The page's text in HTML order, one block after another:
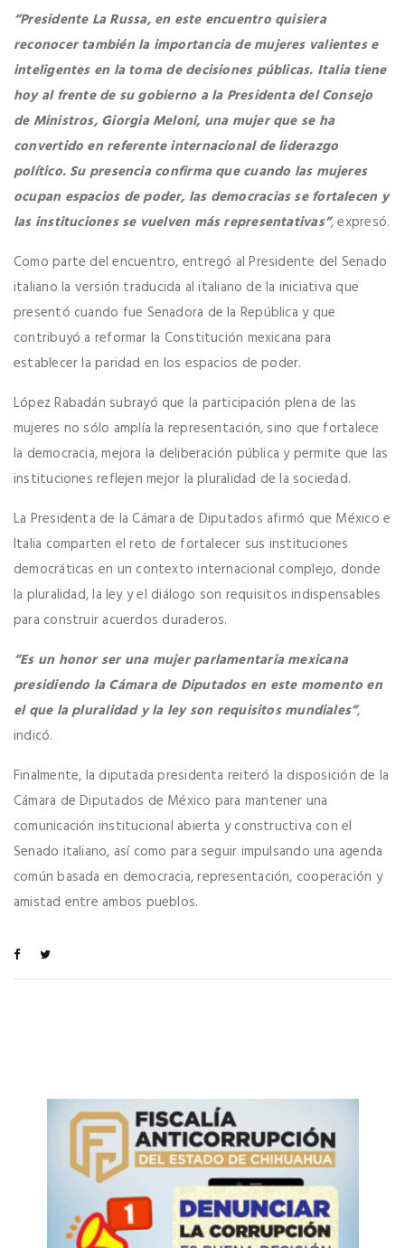
“Presidente La Russa, en este encuentro quisiera
reconocer también la importancia de mujeres valientes e
inteligentes en la toma de decisiones públicas. Italia tiene
hoy al frente de su gobierno a la Presidenta del Consejo
de Ministros, Giorgia Meloni, una mujer que se ha
convertido en referente internacional de liderazgo
político. Su presencia confirma que cuando las mujeres
ocupan espacios de poder, las democracias se fortalecen y
las instituciones se vuelven más representativas”, expresó.
Como parte del encuentro, entregó al Presidente del Senado
italiano la versión traducida al italiano de la iniciativa que
presentó cuando fue Senadora de la República y que
contribuyó a reformar la Constitución mexicana para
establecer la paridad en los espacios de poder.
López Rabadán subrayó que la participación plena de las
mujeres no sólo amplía la representación, sino que fortalece
la democracia, mejora la deliberación pública y permite que las
instituciones reflejen mejor la pluralidad de la sociedad.
La Presidenta de la Cámara de Diputados afirmó que México e
Italia comparten el reto de fortalecer sus instituciones
democráticas en un contexto internacional complejo, donde
la pluralidad, la ley y el diálogo son requisitos indispensables
para construir acuerdos duraderos.
“Es un honor ser una mujer parlamentaria mexicana
presidiendo la Cámara de Diputados en este momento en
el que la pluralidad y la ley son requisitos mundiales”,
indicó.
Finalmente, la diputada presidenta reiteró la disposición de la
Cámara de Diputados de México para mantener una
comunicación institucional abierta y constructiva con el
Senado italiano, así como para seguir impulsando una agenda
común basada en democracia, representación, cooperación y
amistad entre ambos pueblos.